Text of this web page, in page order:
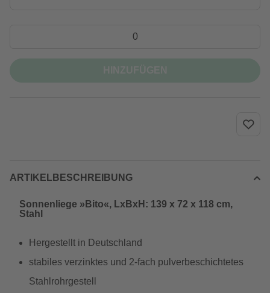
ARTIKELBESCHREIBUNG
Sonnenliege »Bito«, LxBxH: 139 x 72 x 118 cm,
Stahl
Hergestellt in Deutschland
stabiles verzinktes und 2-fach pulverbeschichtetes
Stahlrohrgestell